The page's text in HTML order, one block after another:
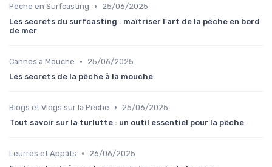
Pêche en Surfcasting •
25/06/2025
Les secrets du surfcasting : maîtriser l'art de la pêche en bord
de mer
Cannes à Mouche •
25/06/2025
Les secrets de la pêche à la mouche
Blogs et Vlogs sur la Pêche •
25/06/2025
Tout savoir sur la turlutte : un outil essentiel pour la pêche
Leurres et Appâts •
26/06/2025